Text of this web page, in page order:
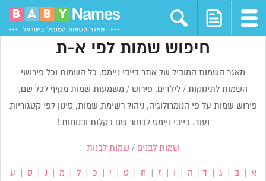
חיפוש שמות לפי א-ת
מאגר השמות המוביל של אתר בייבי ניימס, כל השמות וכל פירושי
השמות לתינוקות / לילדים, פירוש / משמעות שמות מקיף לכל שם,
פירוש שמות על פי הנומרולוגיה, ניהול רשימת שמות, סינון לפי קטגוריות
ועוד. בייבי ניימס לבחור שם בקלות ובנוחות !
שמות לבנים / שמות לבנות
א |ב ג |ד ה |ז ח |ט י כ |ל מ נ ס ע